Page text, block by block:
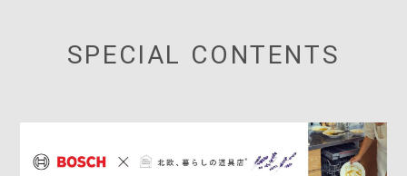
SPECIAL CONTENTS